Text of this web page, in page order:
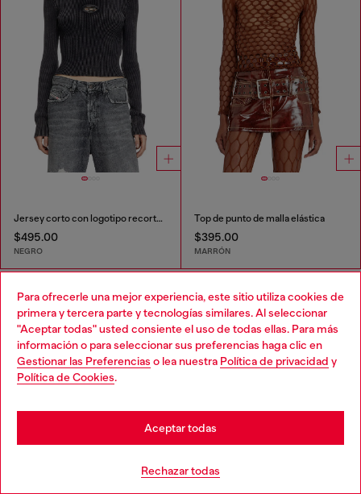
Para ofrecerle una mejor experiencia, este sitio utiliza cookies de
primera y tercera parte y tecnologías similares. Al seleccionar
"Aceptar todas" usted consiente el uso de todas ellas. Para más
información o para seleccionar sus preferencias haga clic en
Gestionar las Preferencias o lea nuestra Política de privacidad y
Política de Cookies.
Rechazar todas
Aceptar todas
Jersey corto con logotipo recortado
$495.00
NEGRO
Top de punto de malla elástica
$395.00
MARRÓN
Que has visto 60 de 124 productos
Cargar más
Camisetas, Body
Diesel. Desde camisetas extragrandes hasta tops de